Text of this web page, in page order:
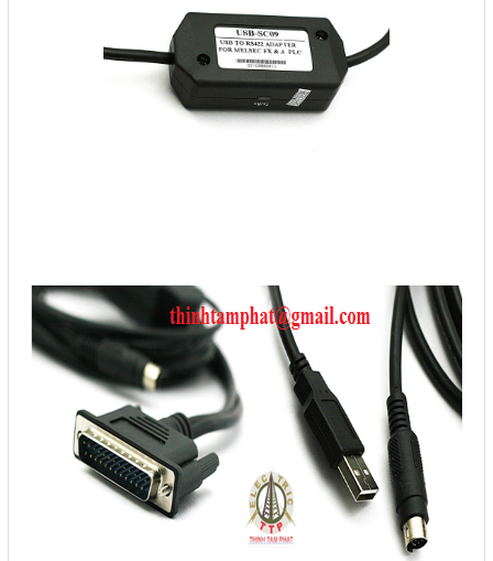
Sửa Bộ điều khiển Servo, Bộ
điều khiển motor bước
Sửa chữa bộ nguồn
Lập trình hệ thống Scada
Lập trình hệ thống Servo
Crack password PLC
Crack password HMI
Lấy Chương Trình HMI
Thông tin hữu ích